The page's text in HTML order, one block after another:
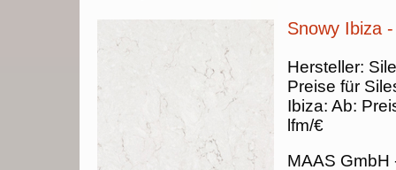
Snowy Ibiza
Hersteller:
Preise für
Ibiza: Ab:
lfm/€
MAAS GmbH